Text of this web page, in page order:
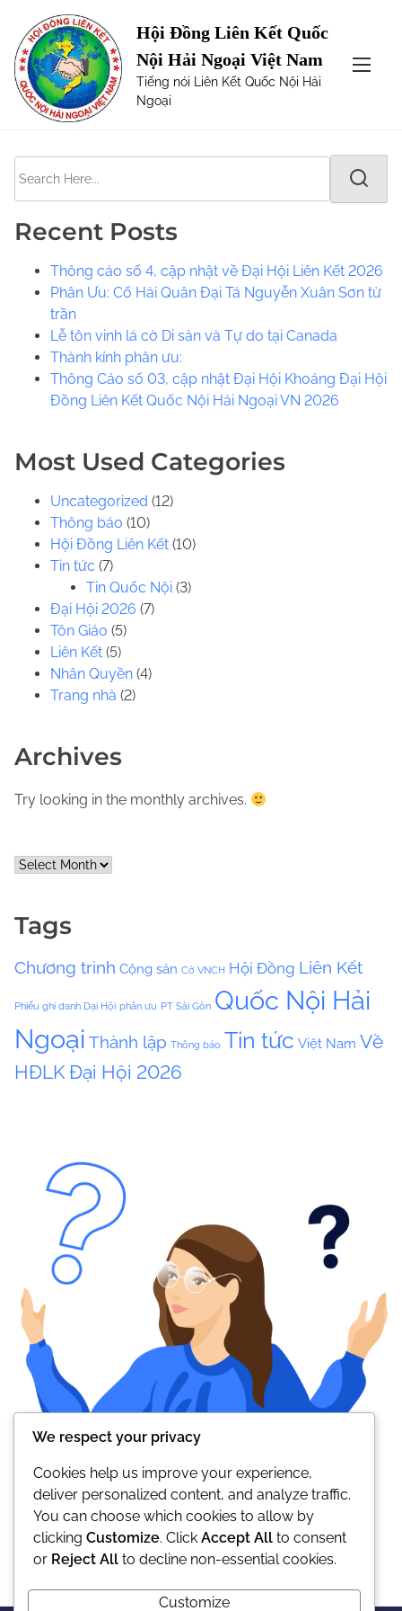
Hội Đồng Liên Kết Quốc
Nội Hải Ngoại Việt Nam
Tiếng nói Liên Kết Quốc Nội Hải
Ngoại
Page not Found
The requested url was not found on this server. Maybe
try one of the links below or a search?
e
Recent Posts
Thông cáo số 4, cập nhật về Đại Hội Liên Kết 2026
Phân Ưu: Cố Hải Quân Đại Tá Nguyễn Xuân Sơn từ
trần
Lễ tôn vinh lá cờ Di sản và Tự do tại Canada
​​Thành kính phân ưu:
Thông Cáo số 03, cập nhật Đại Hội Khoáng Đại Hội
Đồng Liên Kết Quốc Nội Hải Ngoại VN 2026
Most Used Categories
Uncategorized (12)
Thông báo (10)
Hội Đồng Liên Kết (10)
Tin tức (7)
Tin Quốc Nội (3)
Đại Hội 2026 (7)
Tôn Giáo (5)
Liên Kết (5)
Nhân Quyền (4)
Trang nhà (2)
Archives
Try looking in the monthly archives.
A
v
s
Tags
Chương trình Cộng sản Cờ VNCH Hội Đồng Liên Kết
Phiếu ghi danh Dại Hội phân ưu PT Sài Gòn Quốc Nội Hải
Ngoại Thành lập Thông báo Tin tức Việt Nam Về
HĐLKĐại Hội 2026
We respect your privacy
Cookies help us improve your experience,
deliver personalized content, and analyze traffic.
You can choose which cookies to allow by
clicking Customize. Click Accept All to consent
or Reject All to decline non-essential cookies.
Customize